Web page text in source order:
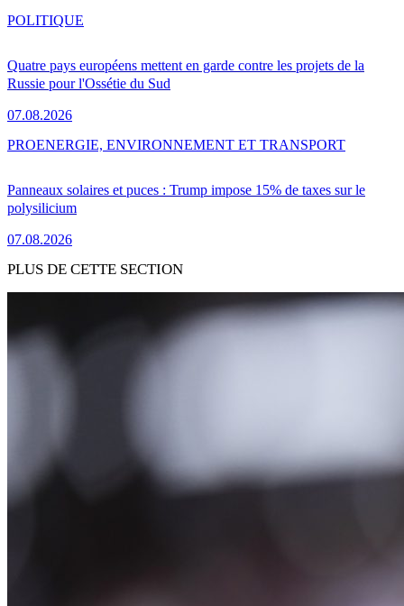
Quatre pays européens mettent en garde contre les projets de la
Russie pour l'Ossétie du Sud
07.08.2026
POLITIQUE
Panneaux solaires et puces : Trump impose 15% de taxes sur le
polysilicium
07.08.2026
PROENERGIE, ENVIRONNEMENT ET TRANSPORT
PLUS DE CETTE SECTION